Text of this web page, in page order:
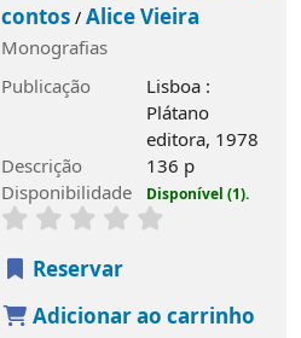
contos/Alice Vieira
Monografias
Publicação
Lisboa :
Plátano
editora, 1978
Descrição
136 p
Disponibilidade
Disponível (1).
Reservar
Adicionar ao carrinho